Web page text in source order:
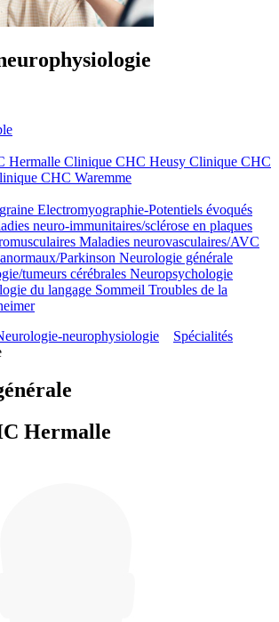
Hermalle Clinique CHC Heusy Clinique CHC
CHC Waremme
Electromyographie-Potentiels évoqués
neuro-immunitaires/sclérose en plaques
Maladies neurovasculaires/AVC
Parkinson Neurologie générale
tumeurs cérébrales Neuropsychologie
du langage Sommeil Troubles de la
neurophysiologie
Spécialités
Hermalle